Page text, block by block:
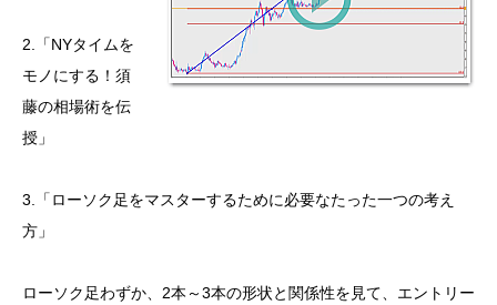
2.「NYタイムを
モノにする！須
藤の相場術を伝
授」
3.「ローソク足をマスターするために必要なたった一つの考え
方」
ローソク足わずか、2本～3本の形状と関係性を見て、エントリー